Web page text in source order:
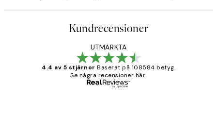
Kundrecensioner
UTMÄRKTA
4.4 av 5 stjärnor Baserat på 108584 betyg.
Se några recensioner här.